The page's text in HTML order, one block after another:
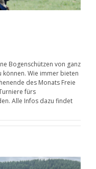
Bogenschützen von ganz
können. Wie immer bieten
des Monats Freie
fürs
Alle Infos dazu findet